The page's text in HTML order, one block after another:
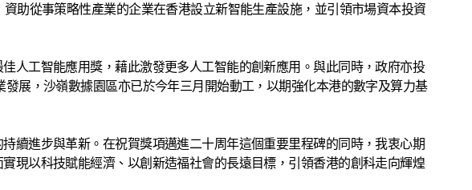
助從事策略性產業的企業在香港設立新智能生產設施，並引領市場資本投資
人工智能應用獎，藉此激發更多人工智能的創新應用。與此同時，政府亦投
展，沙嶺數據園區亦已於今年三月開始動工，以期強化本港的數字及算力基
續進步與革新。在祝賀獎項邁進二十周年這個重要里程碑的同時，我衷心期
現以科技賦能經濟、以創新造福社會的長遠目標，引領香港的創科走向輝煌